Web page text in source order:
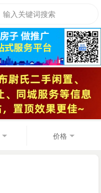
输入关键词搜索
价格